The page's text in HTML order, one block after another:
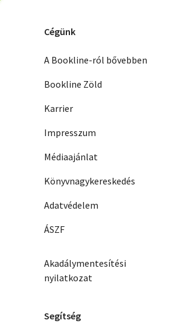
Cégünk
A Bookline-ról bővebben
Bookline Zöld
Karrier
Impresszum
Médiaajánlat
Könyvnagykereskedés
Adatvédelem
ÁSZF
Akadálymentesítési
nyilatkozat
Segítség